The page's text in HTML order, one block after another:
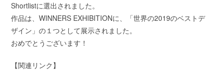
Shortlistに選出されました。
作品は、WINNERS EXHIBITIONに、「世界の2019のベストデ
ザイン」の１つとして展示されました。
おめでとうございます！
【関連リンク】